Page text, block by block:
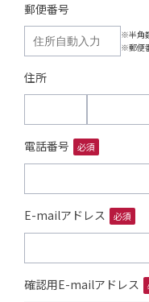
郵便番号
※半角
※郵便
住所
電話番号 必須
E-mailアドレス 必須
確認用E-mailアドレス